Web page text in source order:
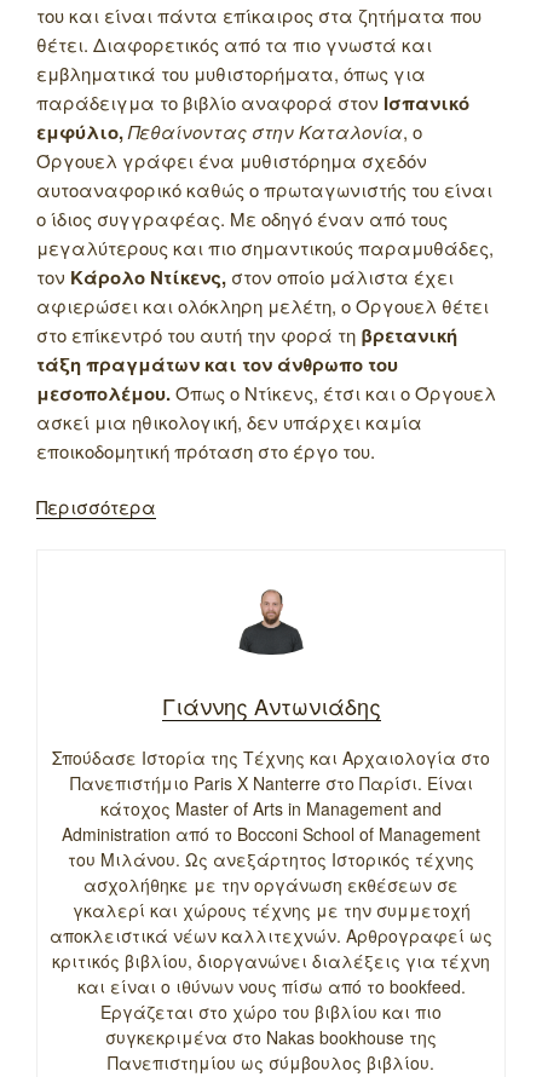
του και είναι πάντα επίκαιρος στα ζητήματα που
θέτει. Διαφορετικός από τα πιο γνωστά και
εμβληματικά του μυθιστορήματα, όπως για
παράδειγμα το βιβλίο αναφορά στον Ισπανικό
εμφύλιο,Πεθαίνοντας στην Καταλονία, ο
Όργουελ γράφει ένα μυθιστόρημα σχεδόν
αυτοαναφορικό καθώς ο πρωταγωνιστής του είναι
ο ίδιος συγγραφέας. Με οδηγό έναν από τους
μεγαλύτερους και πιο σημαντικούς παραμυθάδες,
τον Κάρολο Ντίκενς, στον οποίο μάλιστα έχει
αφιερώσει και ολόκληρη μελέτη, ο Όργουελ θέτει
στο επίκεντρό του αυτή την φορά τη βρετανική
τάξη πραγμάτων και τον άνθρωπο του
μεσοπολέμου.Όπως ο Ντίκενς, έτσι και ο Όργουελ
ασκεί μια ηθικολογική, δεν υπάρχει καμία
εποικοδομητική πρόταση στο έργο του.
Περισσότερα
Γιάννης Αντωνιάδης
Σπούδασε Ιστορία της Τέχνης και Αρχαιολογία στο
Πανεπιστήμιο Paris X Nanterre στο Παρίσι. Είναι
κάτοχος Master of Arts in Management and
Administration από το Bocconi School of Management
του Μιλάνου. Ως ανεξάρτητος Ιστορικός τέχνης
ασχολήθηκε με την οργάνωση εκθέσεων σε
γκαλερί και χώρους τέχνης με την συμμετοχή
αποκλειστικά νέων καλλιτεχνών. Αρθρογραφεί ως
κριτικός βιβλίου, διοργανώνει διαλέξεις για τέχνη
και είναι ο ιθύνων νους πίσω από το bookfeed.
Εργάζεται στο χώρο του βιβλίου και πιο
συγκεκριμένα στο Nakas bookhouse της
Πανεπιστημίου ως σύμβουλος βιβλίου.